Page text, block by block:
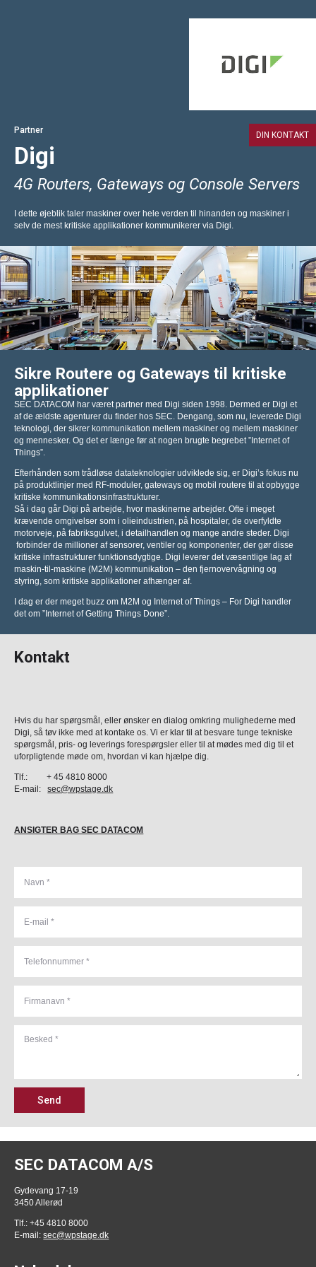
Partner
Digi
4G Routers, Gateways og Console Servers
I dette øjeblik taler maskiner over hele verden til hinanden og maskiner i
selv de mest kritiske applikationer kommunikerer via Digi.
Sikre Routere og Gateways til kritiske
applikationer
SEC DATACOM har været partner med Digi siden 1998. Dermed er Digi et
af de ældste agenturer du finder hos SEC. Dengang, som nu, leverede Digi
teknologi, der sikrer kommunikation mellem maskiner og mellem maskiner
og mennesker. Og det er længe før at nogen brugte begrebet ”Internet of
Things”.
Efterhånden som trådløse datateknologier udviklede sig, er Digi’s fokus nu
på produktlinjer med RF-moduler, gateways og mobil routere til at opbygge
kritiske kommunikationsinfrastrukturer.
Så i dag går Digi på arbejde, hvor maskinerne arbejder. Ofte i meget
krævende omgivelser som i olieindustrien, på hospitaler, de overfyldte
motorveje, på fabriksgulvet, i detailhandlen og mange andre steder. Digi
forbinder de millioner af sensorer, ventiler og komponenter, der gør disse
kritiske infrastrukturer funktionsdygtige. Digi leverer det væsentlige lag af
maskin-til-maskine (M2M) kommunikation – den fjernovervågning og
styring, som kritiske applikationer afhænger af.
I dag er der meget buzz om M2M og Internet of Things – For Digi handler
det om ”Internet of Getting Things Done”.
DIN KONTAKT
Kontakt
Hvis du har spørgsmål, eller ønsker en dialog omkring mulighederne med
Digi, så tøv ikke med at kontake os. Vi er klar til at besvare tunge tekniske
spørgsmål, pris- og leverings forespørgsler eller til at mødes med dig til et
uforpligtende møde om, hvordan vi kan hjælpe dig.
Tlf.: + 45 4810 8000
E-mail:sec@wpstage.dk
ANSIGTER BAG SEC DATACOM
Send
SEC DATACOM A/S
Gydevang 17-19
3450 Allerød
Tlf.: +45 4810 8000
E-mail:sec@wpstage.dk